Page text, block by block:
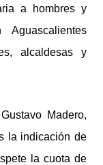
a hombres y
alcaldesas y
Madero,
la indicación de
la cuota de